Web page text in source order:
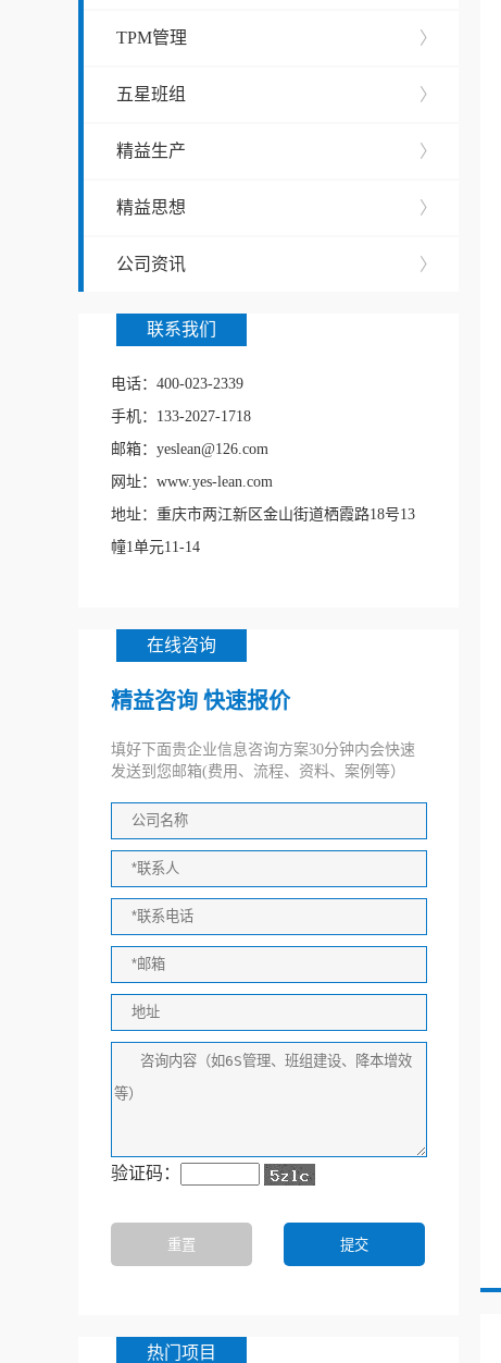
TPM管理 〉
五星班组 〉
精益生产 〉
精益思想 〉
公司资讯 〉
联系我们
电话：400-023-2339
手机：133-2027-1718
邮箱：yeslean@126.com
网址：www.yes-lean.com
地址：重庆市两江新区金山街道栖霞路18号13
幢1单元11-14
在线咨询
精益咨询 快速报价
填好下面贵企业信息咨询方案30分钟内会快速
发送到您邮箱(费用、流程、资料、案例等）
验证码：
热门项目